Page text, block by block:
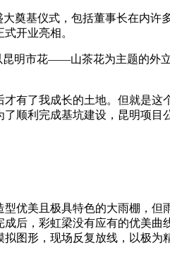
奠基仪式，包括董事长在内
开业亮相。
昆明市花——山茶花为主题的外
有了我成长的土地。但就是这
顺利完成基坑建设，昆明项目
优美且极具特色的大雨棚，但
后，彩虹梁没有应有的优美曲
图形，现场反复放线，以极为